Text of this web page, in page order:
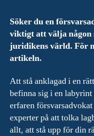
Söker du en
viktigt att välja någon
juridikens värld. För
artikeln.
Att stå anklagad i en
befinna sig i en
erfaren
experter på att tolka
allt, att stå upp för din